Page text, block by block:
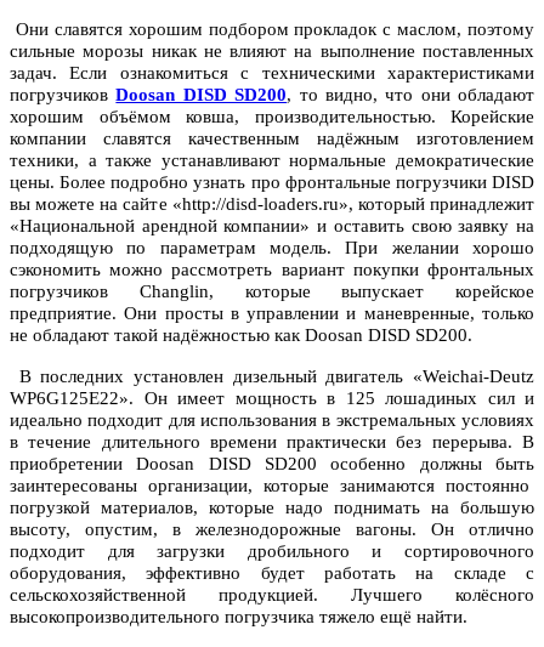
Они славятся хорошим подбором прокладок с маслом, поэтому
сильные морозы никак не влияют на выполнение поставленных
задач. Если ознакомиться с техническими характеристиками
погрузчиковDoosan DISD SD200, то видно, что они обладают
хорошим объёмом ковша, производительностью. Корейские
компании славятся качественным надёжным изготовлением
техники, а также устанавливают нормальные демократические
цены. Более подробно узнать про фронтальные погрузчики DISD
вы можете на сайте «http://disd-loaders.ru», который принадлежит
«Национальной арендной компании» и оставить свою заявку на
подходящую по параметрам модель. При желании хорошо
сэкономить можно рассмотреть вариант покупки фронтальных
погрузчиков Changlin, которые выпускает корейское
предприятие. Они просты в управлении и маневренные, только
не обладают такой надёжностью как Doosan DISD SD200.
В последних установлен дизельный двигатель «Weichai-Deutz
WP6G125E22». Он имеет мощность в 125 лошадиных сил и
идеально подходит для использования в экстремальных условиях
в течение длительного времени практически без перерыва. В
приобретении Doosan DISD SD200 особенно должны быть
заинтересованы организации, которые занимаются постоянно
погрузкой материалов, которые надо поднимать на большую
высоту, опустим, в железнодорожные вагоны. Он отлично
подходит для загрузки дробильного и сортировочного
оборудования, эффективно будет работать на складе с
сельскохозяйственной продукцией. Лучшего колёсного
высокопроизводительного погрузчика тяжело ещё найти.